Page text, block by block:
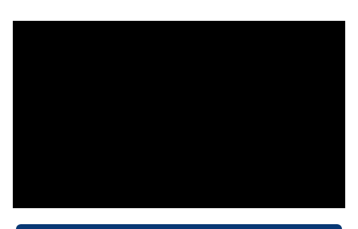
bienestar para que tenga siempre información sobre su
forma segura y silenciosa, proporcionando un control
de los olores 4 veces mayor comparado con los